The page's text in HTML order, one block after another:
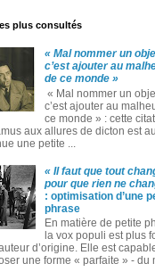
plus consultés
« Mal nommer un
c’est ajouter au
de ce monde »
« Mal nommer un
c’est ajouter au
ce monde » : cette
aux allures de dicton est
une petite ...
« Il faut que tout
pour que rien ne
: optimisation d’une
phrase
En matière de petite
la vox populi est plus
d’origine. Elle est
une forme « parfaite » ‑ du